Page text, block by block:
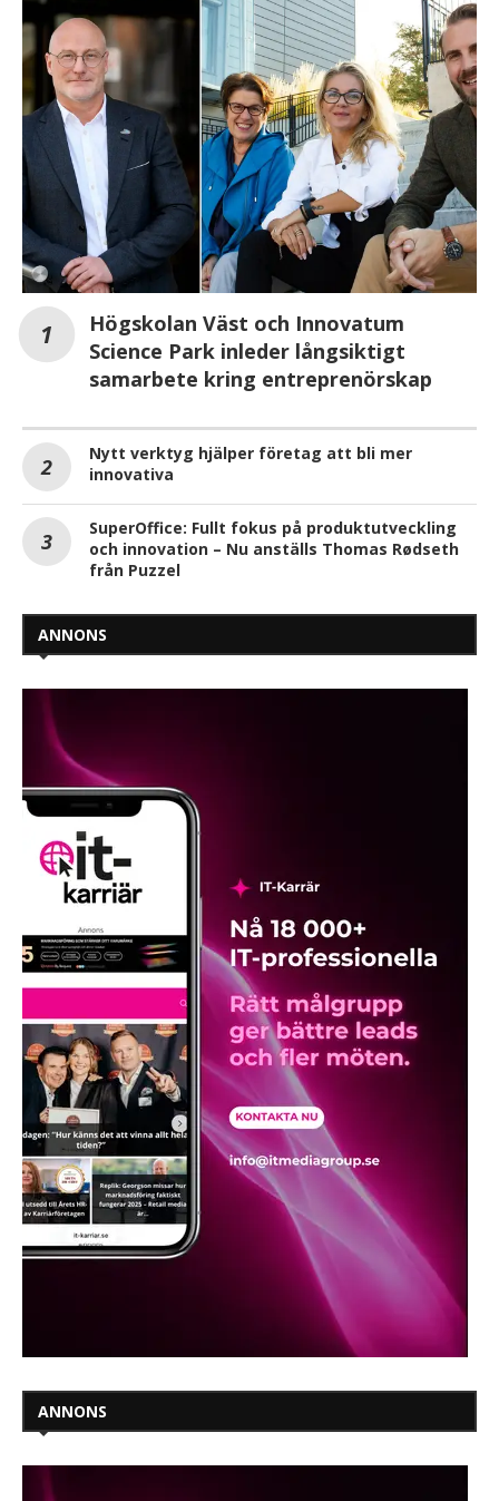
Högskolan Väst och Innovatum
Science Park inleder långsiktigt
samarbete kring entreprenörskap
Nytt verktyg hjälper företag att bli mer
innovativa
SuperOffice: Fullt fokus på produktutveckling
och innovation – Nu anställs Thomas Rødseth
från Puzzel
ANNONS
ANNONS